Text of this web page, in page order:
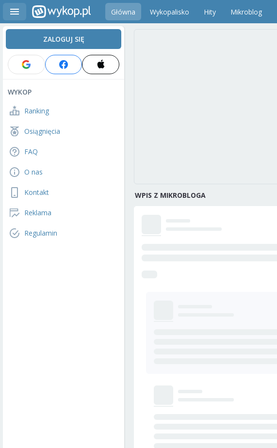
Główna Wykopalisko Hity Mikroblog
ZALOGUJ SIĘ
WYKOP
Ranking
Osiągnięcia
FAQ
O nas
Kontakt
Reklama
Regulamin
WPIS Z MIKROBLOGA